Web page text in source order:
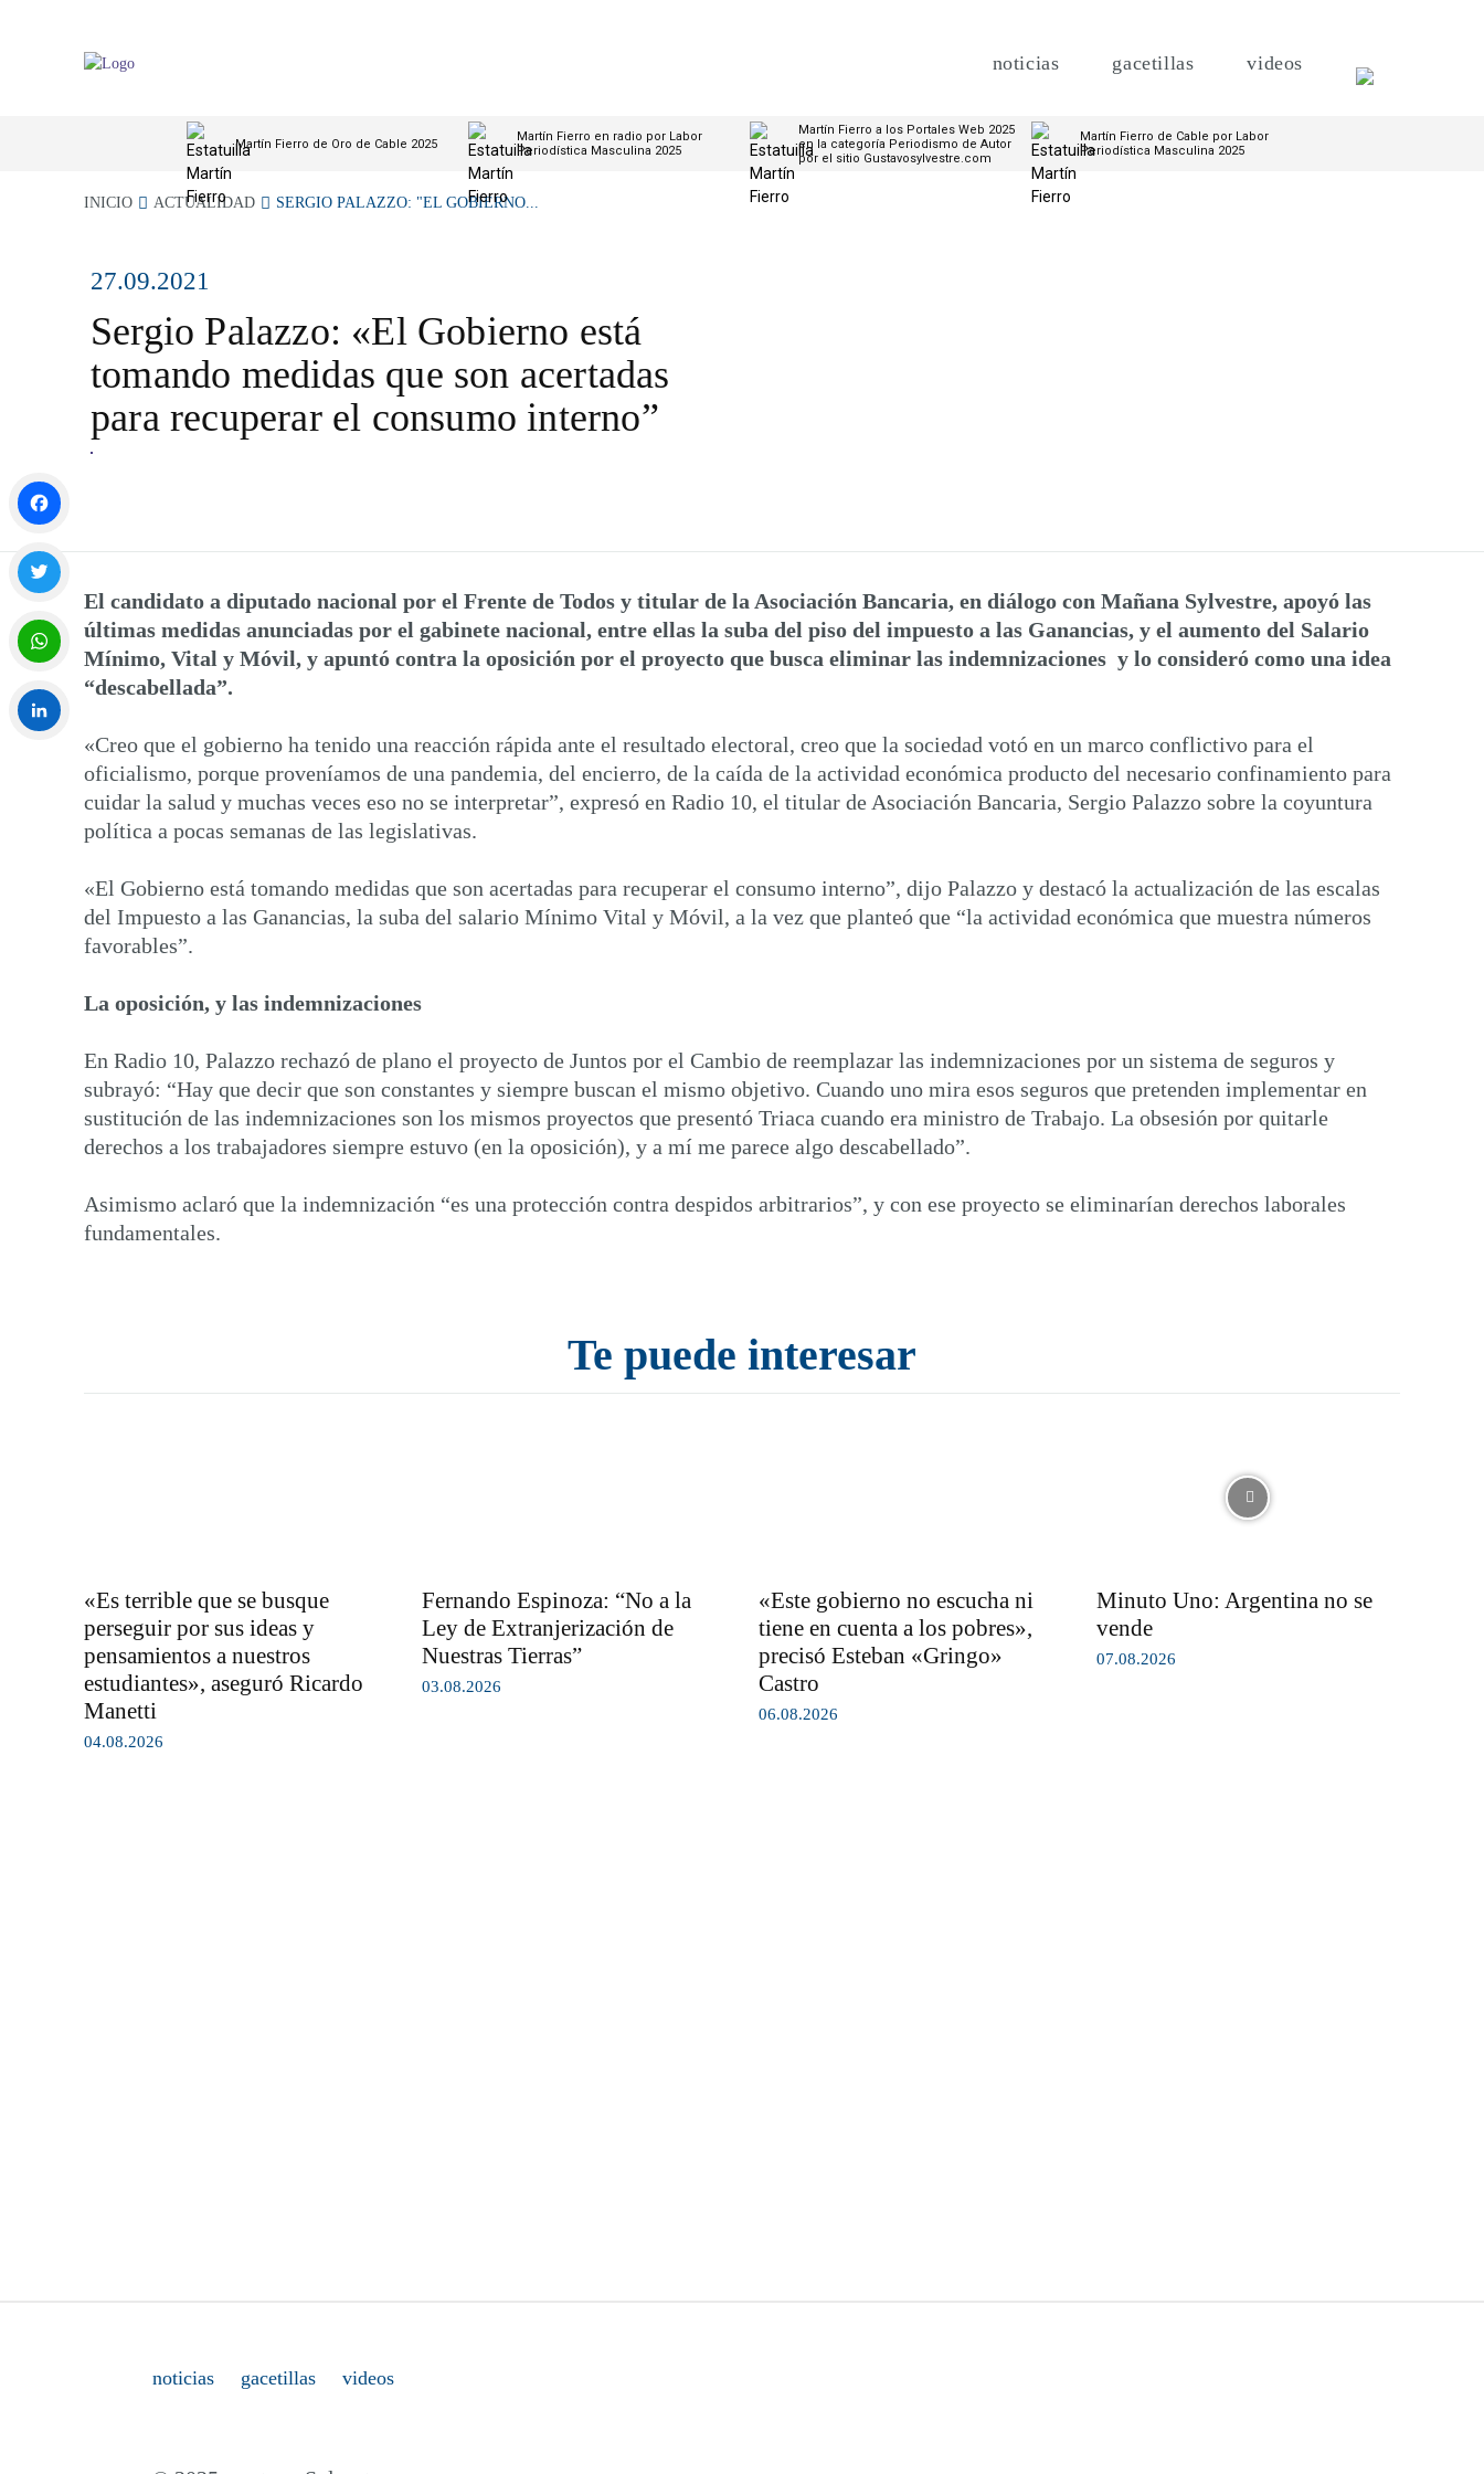
noticias gacetillas videos
Martín Fierro de Oro de Cable 2025
Martín Fierro en radio por Labor
Periodística Masculina 2025
Martín Fierro a los Portales Web 2025
en la categoría Periodismo de Autor
por el sitio Gustavosylvestre.com
Martín Fierro de Cable por Labor
Periodística Masculina 2025
INICIO ACTUALIDAD SERGIO PALAZZO: "EL GOBIERNO...
27.09.2021
Sergio Palazzo: «El Gobierno está
tomando medidas que son acertadas
para recuperar el consumo interno”
El candidato a diputado nacional por el Frente de Todos y titular de la Asociación Bancaria, en diálogo con Mañana Sylvestre, apoyó las
últimas medidas anunciadas por el gabinete nacional, entre ellas la suba del piso del impuesto a las Ganancias, y el aumento del Salario
Mínimo, Vital y Móvil, y apuntó contra la oposición por el proyecto que busca eliminar las indemnizaciones y lo consideró como una idea
“descabellada”.
«Creo que el gobierno ha tenido una reacción rápida ante el resultado electoral, creo que la sociedad votó en un marco conflictivo para el
oficialismo, porque proveníamos de una pandemia, del encierro, de la caída de la actividad económica producto del necesario confinamiento para
cuidar la salud y muchas veces eso no se interpretar”, expresó en Radio 10, el titular de Asociación Bancaria, Sergio Palazzo sobre la coyuntura
política a pocas semanas de las legislativas.
«El Gobierno está tomando medidas que son acertadas para recuperar el consumo interno”, dijo Palazzo y destacó la actualización de las escalas
del Impuesto a las Ganancias, la suba del salario Mínimo Vital y Móvil, a la vez que planteó que “la actividad económica que muestra números
favorables”.
La oposición, y las indemnizaciones
En Radio 10, Palazzo rechazó de plano el proyecto de Juntos por el Cambio de reemplazar las indemnizaciones por un sistema de seguros y
subrayó: “Hay que decir que son constantes y siempre buscan el mismo objetivo. Cuando uno mira esos seguros que pretenden implementar en
sustitución de las indemnizaciones son los mismos proyectos que presentó Triaca cuando era ministro de Trabajo. La obsesión por quitarle
derechos a los trabajadores siempre estuvo (en la oposición), y a mí me parece algo descabellado”.
Asimismo aclaró que la indemnización “es una protección contra despidos arbitrarios”, y con ese proyecto se eliminarían derechos laborales
fundamentales.
Te puede interesar
«Es terrible que se busque
perseguir por sus ideas y
pensamientos a nuestros
estudiantes», aseguró Ricardo
Manetti
04.08.2026
Fernando Espinoza: “No a la
Ley de Extranjerización de
Nuestras Tierras”
03.08.2026
«Este gobierno no escucha ni
tiene en cuenta a los pobres»,
precisó Esteban «Gringo»
Castro
06.08.2026
Minuto Uno: Argentina no se
vende
07.08.2026
noticias gacetillas videos
Facebook
Twitter
WhatsApp